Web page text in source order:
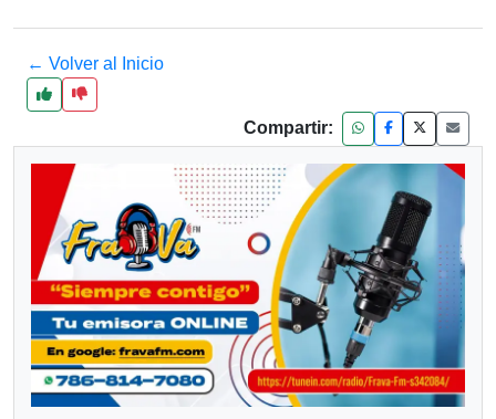
← Volver al Inicio
Compartir: